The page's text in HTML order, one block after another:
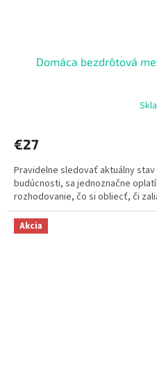
Domáca bezdrôtová
€27
Pravidelne sledovať aktuálny
budúcnosti, sa jednoznačne
rozhodovanie, čo si obliecť, či
Akcia